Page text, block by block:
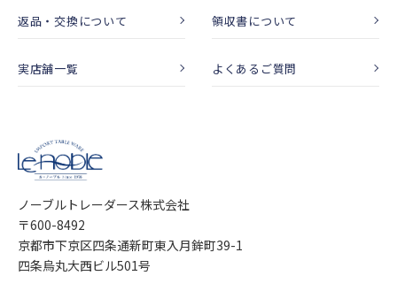
返品・交換について 領収書について
実店舗一覧 よくあるご質問
ノーブルトレーダース株式会社
〒600-8492
京都市下京区四条通新町東入月鉾町39-1
四条烏丸大西ビル501号